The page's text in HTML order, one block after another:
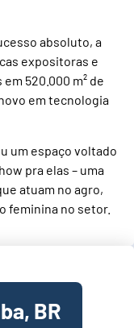
absoluto, a
expositoras e
520.000 m² de
em tecnologia
um espaço voltado
pra elas – uma
atuam no agro,
feminina no setor.
BR